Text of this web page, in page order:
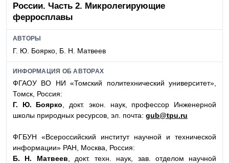
России. Часть 2. Микролегирующие
ферросплавы
АВТОРЫ
Г. Ю. Боярко, Б. Н. Матвеев
ИНФОРМАЦИЯ ОБ АВТОРАХ
ФГАОУ ВО НИ «Томский политехнический университет»,
Томск, Россия:
Г. Ю. Боярко , докт. экон. наук, профессор Инженерной
школы природных ресурсов, эл. почта: gub@tpu.ru
ФГБУН «Всероссийский институт научной и технической
информации» РАН, Москва, Россия:
Б. Н. Матвеев , докт. техн. наук, зав. отделом научной